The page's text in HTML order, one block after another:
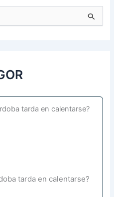
tarda en calentarse?